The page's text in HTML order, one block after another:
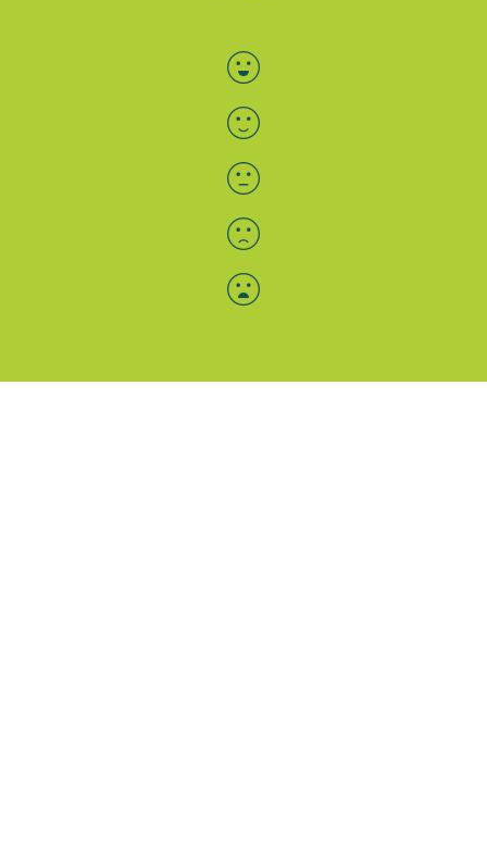
Bewertung auswählen